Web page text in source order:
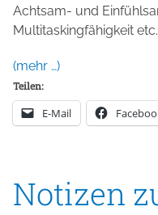
Achtsam- und
Multitaskingfähigkeit etc.
(mehr …)
Teilen:
E-Mail
Notizen